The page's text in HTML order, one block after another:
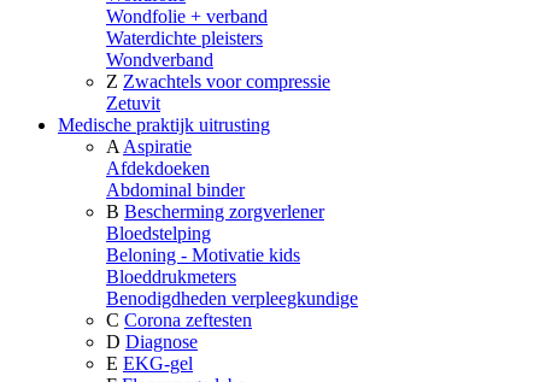
Wondfolie + verband
Waterdichte pleisters
Wondverband
Z Zwachtels voor compressie
Zetuvit
Medische praktijk uitrusting
A Aspiratie
Afdekdoeken
Abdominal binder
B Bescherming zorgverlener
Bloedstelping
Beloning - Motivatie kids
Bloeddrukmeters
Benodigdheden verpleegkundige
C Corona zeftesten
D Diagnose
E EKG-gel